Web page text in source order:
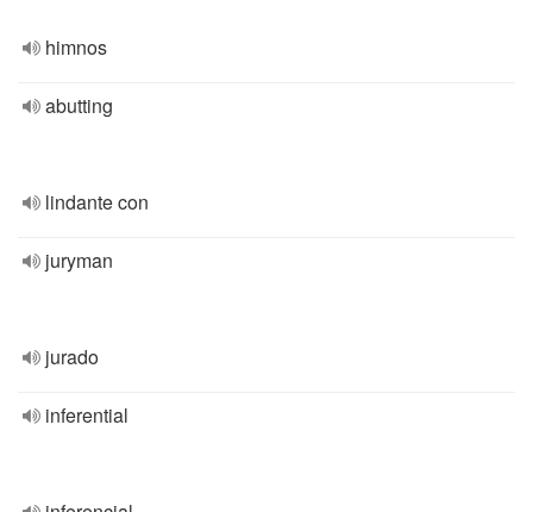
himnos
abutting
lindante con
juryman
jurado
inferential